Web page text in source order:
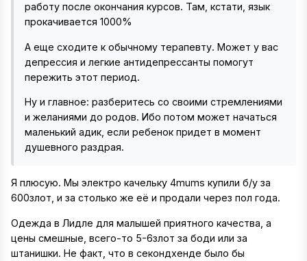
работу после окончания курсов. Там, кстати, язык
прокачивается 1000%
А еще сходите к обычному терапевту. Может у вас
депрессия и легкие антидепрессанты помогут
пережить этот период.
Ну и главное: разберитесь со своими стремлениями
и желаниями до родов. Ибо потом может начаться
маленький адик, если ребенок придет в момент
душевного раздрая.
Я плюсую. Мы электро качельку 4mums купили б/у за
600злот, и за столько же её и продали через пол года.
Одежда в Лидле для малышей приятного качества, а
цены смешные, всего-то 5-6злот за боди или за
штанишки. Не факт, что в секондхенде было бы